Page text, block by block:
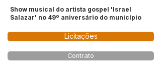
Show musical do artista gospel 'Israel
Salazar' no 49º aniversário do município
Licitações
Contrato